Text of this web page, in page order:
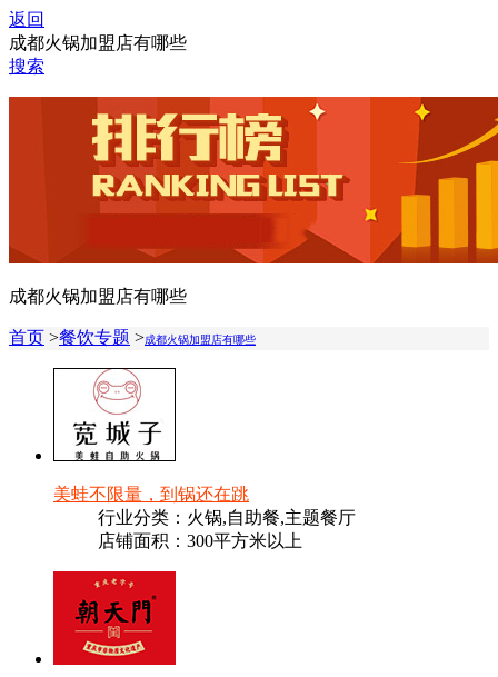
返回
成都火锅加盟店有哪些
搜索
成都火锅加盟店有哪些
首页 >餐饮专题 >成都火锅加盟店有哪些
美蛙不限量，到锅还在跳
行业分类：火锅,自助餐,主题餐厅
店铺面积：300平方米以上